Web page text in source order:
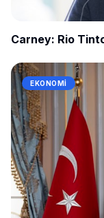
Carney: Rio
EKONOMI